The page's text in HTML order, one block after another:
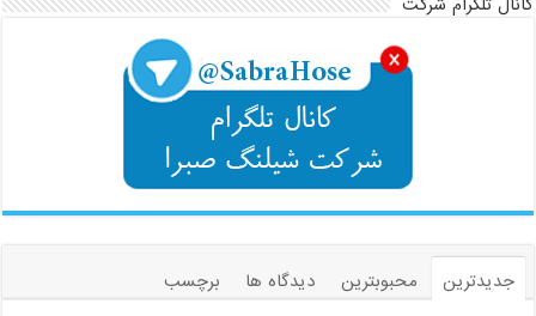
جدیدترین محبوبترین دیدگاه ها
برچسب